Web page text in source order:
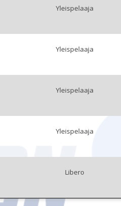
Yleispelaaja
Yleispelaaja
Yleispelaaja
Yleispelaaja
Libero